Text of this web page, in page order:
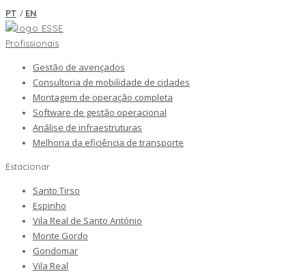
PT / EN
Profissionais
Gestão de avençados
Consultoria de mobilidade de cidades
Montagem de operação completa
Software de gestão operacional
Análise de infraestruturas
Melhoria da eficiência de transporte
Estacionar
Santo Tirso
Espinho
Vila Real de Santo António
Monte Gordo
Gondomar
Vila Real